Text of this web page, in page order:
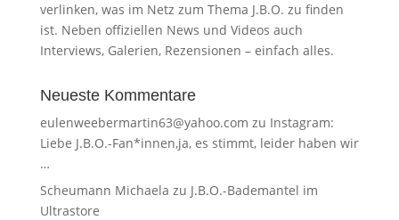
verlinken, was im Netz zum Thema J.B.O. zu finden
ist. Neben offiziellen News und Videos auch
Interviews, Galerien, Rezensionen – einfach alles.
Neueste Kommentare
eulenweebermartin63@yahoo.com zu Instagram:
Liebe J.B.O.-Fan*innen,ja, es stimmt, leider haben wir
…
Scheumann Michaela zu J.B.O.-Bademantel im
Ultrastore